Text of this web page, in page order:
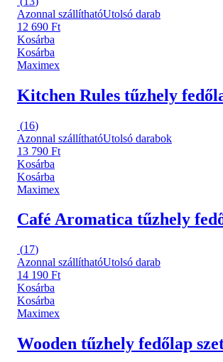
Azonnal szállíthatóUtolsó darab
12 690 Ft
Kosárba
Kosárba
Maximex
Kitchen Rules tűzhely
(16)
Azonnal szállíthatóUtolsó darabok
13 790 Ft
Kosárba
Kosárba
Maximex
Café Aromatica tűzhely
(17)
Azonnal szállíthatóUtolsó darab
14 190 Ft
Kosárba
Kosárba
Maximex
Wooden tűzhely fedőlap